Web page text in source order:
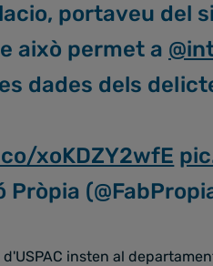
portaveu del
això permet a
dades dels
xoKDZY2wfE
Pròpia
insten al